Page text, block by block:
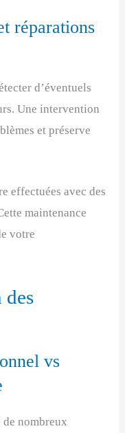
réparations
d’éventuels
Une intervention
et préserve
effectuées avec des
maintenance
votre
des
vs
nombreux